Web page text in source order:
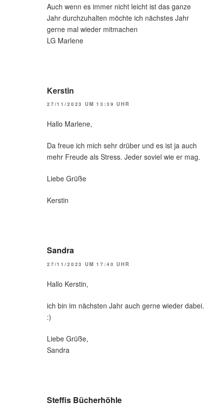
Auch wenn es immer nicht leicht ist das ganze
Jahr durchzuhalten möchte ich nächstes Jahr
gerne mal wieder mitmachen
LG Marlene
Kerstin
27/11/2023 UM 13:39 UHR
Hallo Marlene,
Da freue ich mich sehr drüber und es ist ja auch
mehr Freude als Stress. Jeder soviel wie er mag.
Liebe Grüße
Kerstin
Sandra
27/11/2023 UM 17:40 UHR
Hallo Kerstin,
ich bin im nächsten Jahr auch gerne wieder dabei.
:)
Liebe Grüße,
Sandra
Steffis Bücherhöhle